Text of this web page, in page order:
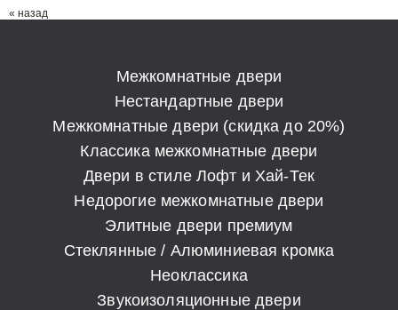
« назад
Межкомнатные двери
Нестандартные двери
Межкомнатные двери (скидка до 20%)
Классика межкомнатные двери
Двери в стиле Лофт и Хай-Тек
Недорогие межкомнатные двери
Элитные двери премиум
Стеклянные / Алюминиевая кромка
Неоклассика
Звукоизоляционные двери